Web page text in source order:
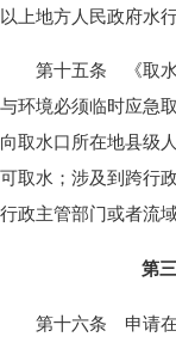
以上地方人民政府水
第十五条 《取水
与环境必须临时应急
向取水口所在地县级
可取水；涉及到跨行
行政主管部门或者流
第
第十六条 申请在